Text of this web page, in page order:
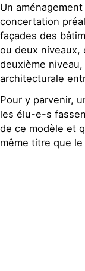
Un
concertation
façades des
ou deux niveaux,
deuxième
architecturale
Pour y parvenir,
les élu-e-s
de ce modèle et
même titre que